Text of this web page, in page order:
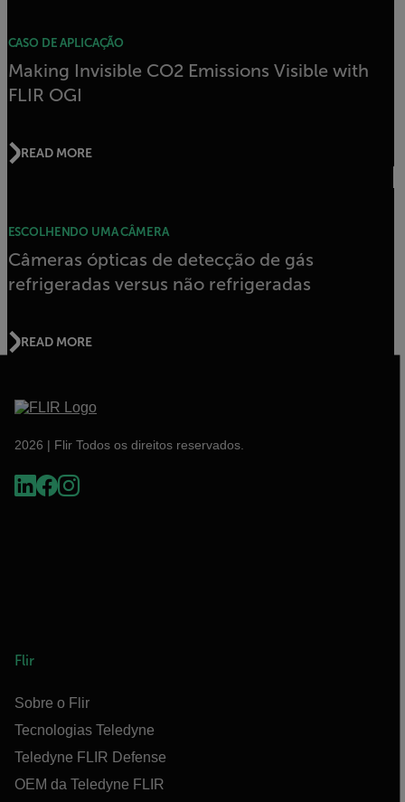
CASO DE APLICAÇÃO
Making Invisible CO2 Emissions Visible with
FLIR OGI
READ MORE
ESCOLHENDO UMA CÂMERA
Câmeras ópticas de detecção de gás
refrigeradas versus não refrigeradas
READ MORE
2026 | Flir Todos os direitos reservados.
Flir
Sobre o Flir
Tecnologias Teledyne
Teledyne FLIR Defense
OEM da Teledyne FLIR